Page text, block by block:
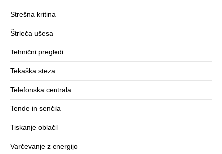
Strešna kritina
Štrleča ušesa
Tehnični pregledi
Tekaška steza
Telefonska centrala
Tende in senčila
Tiskanje oblačil
Varčevanje z energijo